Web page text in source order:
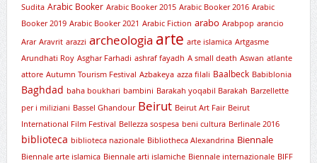
Sudita Arabic Booker Arabic Booker 2015 Arabic Booker 2016 Arabic
Booker 2019 Arabic Booker 2021 Arabic Fiction arabo Arabpop arancio
Arar Aravrit arazzi archeologia arte arte islamica Artgasme
Arundhati Roy Asghar Farhadi ashraf fayadh A small death Aswan atlante
attore Autumn Tourism Festival Azbakeya azza filali Baalbeck Babiblonia
Baghdad baha boukhari bambini Barakah yoqabil Barakah Barzellette
per i miliziani Bassel Ghandour Beirut Beirut Art Fair Beirut
International Film Festival Bellezza sospesa beni cultura Berlinale 2016
biblioteca biblioteca nazionale Bibliotheca Alexandrina Biennale
Biennale arte islamica Biennale arti islamiche Biennale internazionale BIFF